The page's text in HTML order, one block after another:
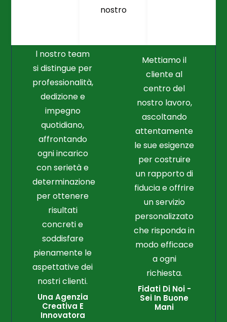
nostro
l nostro team
si distingue per
professionalità,
dedizione e
impegno
quotidiano,
affrontando
ogni incarico
con serietà e
determinazione
per ottenere
risultati
concreti e
soddisfare
pienamente le
aspettative dei
nostri clienti.
Una Agenzia
Creativa E
Innovatora
Mettiamo il
cliente al
centro del
nostro lavoro,
ascoltando
attentamente
le sue esigenze
per costruire
un rapporto di
fiducia e offrire
un servizio
personalizzato
che risponda in
modo efficace
a ogni
richiesta.
Fidati Di Noi -
Sei In Buone
Mani